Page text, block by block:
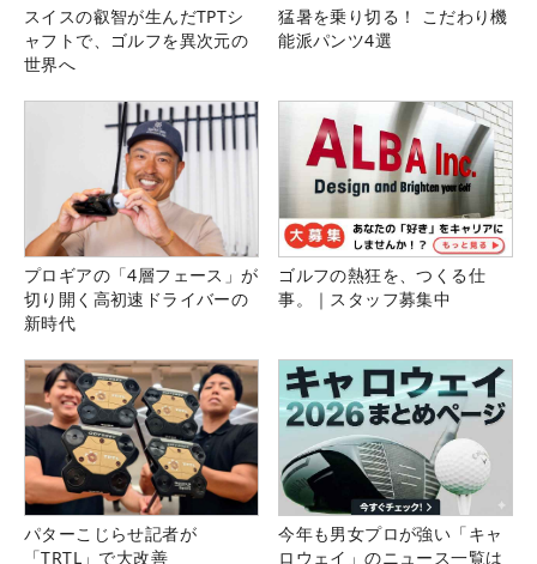
スイスの叡智が生んだTPTシ
ャフトで、ゴルフを異次元の
世界へ
猛暑を乗り切る！ こだわり機
能派パンツ4選
プロギアの「4層フェース」が
切り開く高初速ドライバーの
新時代
ゴルフの熱狂を、つくる仕
事。｜スタッフ募集中
パターこじらせ記者が
「TRTL」で大改善
今年も男女プロが強い「キャ
ロウェイ」のニュース一覧は